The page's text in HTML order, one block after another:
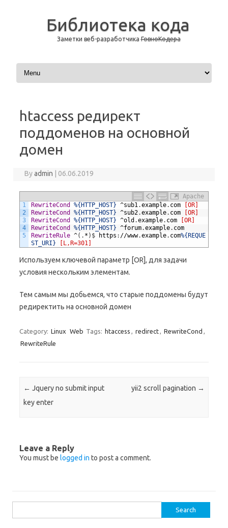
Библиотека кода
Заметки веб-разработчикаГовноКодера
Skip to content
htaccess редирект
поддоменов на основной
домен
Byadmin 06.06.2019
Apache
1
2
3
4
5
RewriteCond %{HTTP_HOST} ^sub1.example. com
[OR]
RewriteCond
%{HTTP_HOST} ^sub2.example. com
[OR]
RewriteCond
%{HTTP_HOST} ^old .example. com
[OR]
RewriteCond
%{HTTP_HOST} ^forum.example. com
RewriteRule ^( . * ) $ https : //www.example. com%{REQUE
ST_URI}
[L,R=301]
Используем ключевой параметр [OR], для задачи
условия нескольким элементам.
Тем самым мы добьемся, что старые поддомены будут
редиректить на основной домен
Category: Linux Web Tags: htaccess , redirect, RewriteCond ,
RewriteRule
Post navigation
← Jquery no submit input
key enter
yii2 scroll pagination →
Leave a Reply
You must be logged in to post a comment.
for: